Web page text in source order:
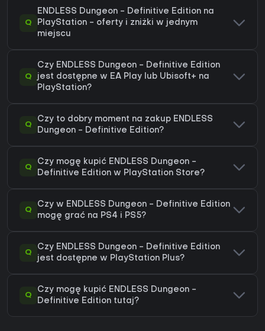
Q
ENDLESS Dungeon - Definitive Edition na
PlayStation - oferty i zniżki w jednym
miejscu
Q
Czy ENDLESS Dungeon - Definitive Edition
jest dostępne w EA Play lub Ubisoft+ na
PlayStation?
Q
Czy to dobry moment na zakup ENDLESS
Dungeon - Definitive Edition?
Q
Czy mogę kupić ENDLESS Dungeon -
Definitive Edition w PlayStation Store?
Q
Czy w ENDLESS Dungeon - Definitive Edition
mogę grać na PS4 i PS5?
Q
Czy ENDLESS Dungeon - Definitive Edition
jest dostępne w PlayStation Plus?
Q
Czy mogę kupić ENDLESS Dungeon -
Definitive Edition tutaj?